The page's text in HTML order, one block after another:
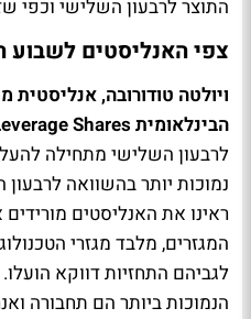
התוצר לרבעון השלישי וכפי
צפי האנליסטים
ויולטה טודורובה,
הבינלאומית Leverage Shares
לרבעון השלישי מתחילה
נמוכות יותר בהשוואה
ראינו את האנליסטים
המגזרים, מלבד מגזרי
לגביהם התחזיות דווקא
הנמוכות ביותר הם תחבורה